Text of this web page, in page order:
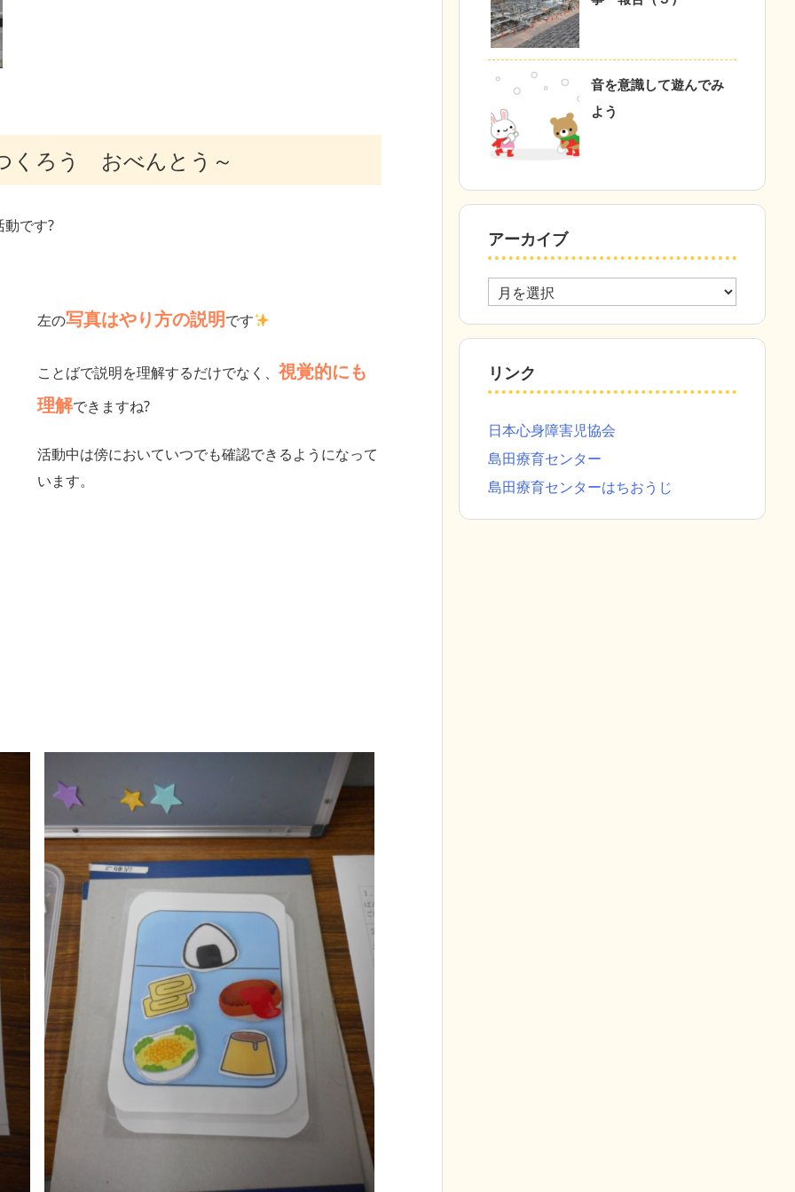
くろう おべんとう～
です?
左の写真はやり方の説明です
ことばで説明を理解するだけでなく、 視覚的にも
理解できますね?
活動中は傍においていつでも確認できるようになって
います。
音を意識して遊んでみ
よう
アーカイブ
ー
カ
ブ
リンク
日本心身障害児協会
島田療育センター
島田療育センターはちおうじ